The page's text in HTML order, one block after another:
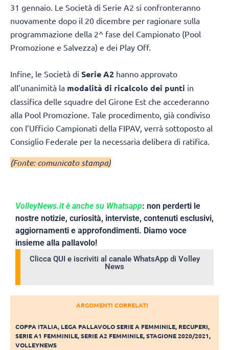
31 gennaio. Le Società di Serie A2 si confronteranno
nuovamente dopo il 20 dicembre per ragionare sulla
programmazione della 2^ fase del Campionato (Pool
Promozione e Salvezza) e dei Play Off.
Infine, le Società di Serie A2 hanno approvato
all’unanimità la modalità di ricalcolo dei punti in
classifica delle squadre del Girone Est che accederanno
alla Pool Promozione. Tale procedimento, già condiviso
con l’Ufficio Campionati della FIPAV, verrà sottoposto al
Consiglio Federale per la necessaria delibera di ratifica.
(Fonte: comunicato stampa)
VolleyNews.it è anche su Whatsapp: non perderti le
nostre notizie, curiosità, interviste, contenuti esclusivi,
aggiornamenti e approfondimenti. Diamo voce
insieme alla pallavolo!
Clicca QUI e iscriviti al canale WhatsApp di Volley
News
ARGOMENTI CORRELATI
COPPA ITALIA, LEGA PALLAVOLO SERIE A FEMMINILE, RECUPERI,
SERIE A1 FEMMINILE,SERIE A2 FEMMINILE,STAGIONE 2020/2021,
VOLLEYNEWS